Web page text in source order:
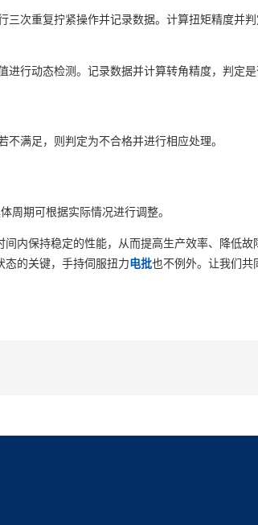
三次重复拧紧操作并记录数据。计算扭矩精度并
行动态检测。记录数据并计算转角精度，判定是
不满足，则判定为不合格并进行相应处理。
周期可根据实际情况进行调整。
间内保持稳定的性能，从而提高生产效率、降低故
的关键，手持伺服扭力电批也不例外。让我们共